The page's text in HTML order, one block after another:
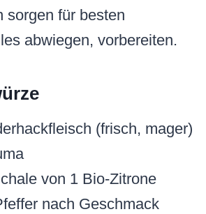
sorgen für besten
abwiegen, vorbereiten.
(frisch, mager)
von 1 Bio-Zitrone
nach Geschmack